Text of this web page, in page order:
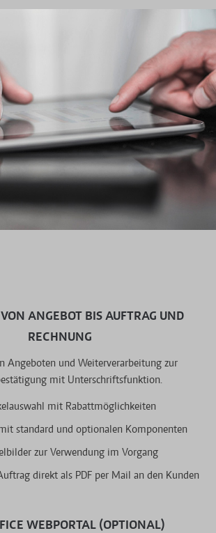
ANGEBOT BIS AUFTRAG UND
RECHNUNG
Angeboten und Weiterverarbeitung zur
mit Unterschriftsfunktion.
mit Rabattmöglichkeiten
standard und optionalen Komponenten
zur Verwendung im Vorgang
direkt als PDF per Mail an den Kunden
WEBPORTAL (OPTIONAL)